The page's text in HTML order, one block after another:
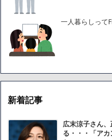
一人暮らしって
新着記事
広末涼子さん
る・・・「ア